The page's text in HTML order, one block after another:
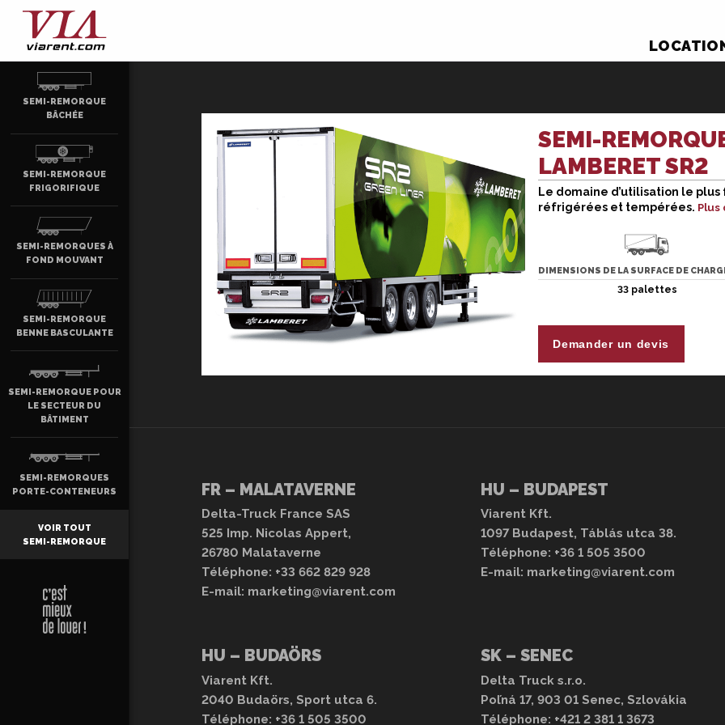
SEMI-
LAMBERET SR2
Le domaine d’utilisation le
réfrigérées et tempérées. Plus
DIMENSIONS DE LA SURFACE DE
33 palettes
Le domaine d’utilisation le plus
tempérées.
La semi-remorque frigorifique
versions : compartiment séparé,
transport de viande suspendue,
La photo est fournie à titre
Demander un devis
FR – MALATAVERNE
Delta-Truck France SAS
525 Imp. Nicolas Appert,
26780 Malataverne
Téléphone: +33 662 829 928
E-mail: marketing@viarent.com
HU – BUDAPEST
Viarent Kft.
1097 Budapest, Táblás utca 38.
Téléphone: +36 1 505 3500
E-mail: marketing@viarent.com
HU – BUDAÖRS
Viarent Kft.
2040 Budaörs, Sport utca 6.
Téléphone: +36 1 505 3500
SK – SENEC
Delta Truck s.r.o.
Poľná 17, 903 01 Senec, Szlovákia
Téléphone: +421 2 381 1 3673
SEMI-REMORQUE
BÂCHÉE
SEMI-REMORQUE
FRIGORIFIQUE
SEMI-REMORQUES À
FOND MOUVANT
SEMI-REMORQUE
BENNE BASCULANTE
SEMI-REMORQUE POUR
LE SECTEUR DU
BÂTIMENT
SEMI-REMORQUES
PORTE-CONTENEURS
VOIR TOUT
SEMI-REMORQUE